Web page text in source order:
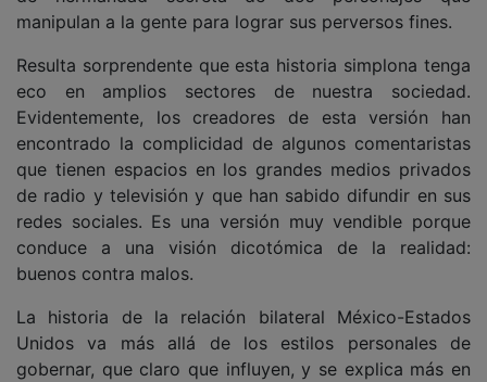
manipulan a la gente para lograr sus perversos fines.
Resulta sorprendente que esta historia simplona tenga
eco en amplios sectores de nuestra sociedad.
Evidentemente, los creadores de esta versión han
encontrado la complicidad de algunos comentaristas
que tienen espacios en los grandes medios privados
de radio y televisión y que han sabido difundir en sus
redes sociales. Es una versión muy vendible porque
conduce a una visión dicotómica de la realidad:
buenos contra malos.
La historia de la relación bilateral México-Estados
Unidos va más allá de los estilos personales de
gobernar, que claro que influyen, y se explica más en